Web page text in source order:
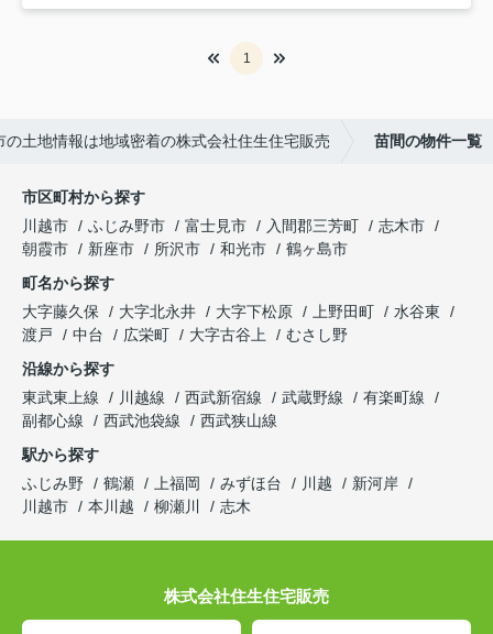
1
の土地情報は地域密着の株式会社住生住宅販売 苗間の物件一覧
市区町村から探す
川越市
ふじみ野市 富士見市 入間郡三芳町
志木市
朝霞市
新座市 所沢市 和光市
鶴ヶ島市
町名から探す
大字藤久保
大字北永井 大字下松原 上野田町
水谷東
渡戸
中台 広栄町 大字古谷上
むさし野
沿線から探す
東武東上線
川越線 西武新宿線 武蔵野線
有楽町線
副都心線
西武池袋線
西武狭山線
駅から探す
ふじみ野
鶴瀬 上福岡 みずほ台 川越
新河岸
川越市
本川越 柳瀬川 志木
株式会社住生住宅販売